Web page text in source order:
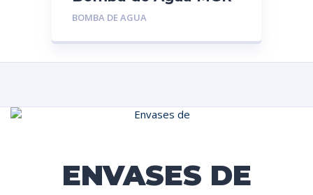
6046: Aveo- Lanos
Chevrolet |
BOMBA DE AGUA
ENVASES DE